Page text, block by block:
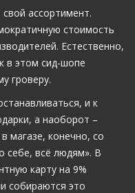
ассортимент.
стоимость
Естественно,
в этом сид-шопе
гроверу.
и к
а наоборот –
магазе, конечно, со
себе, всё людям». В
карту на 9%
собираются это